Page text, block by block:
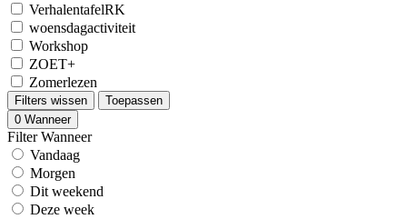
VerhalentafelRK
woensdagactiviteit
Workshop
ZOET+
Zomerlezen
Filters wissen
Toepassen
0 Wanneer
Filter Wanneer
Vandaag
Morgen
Dit weekend
Deze week